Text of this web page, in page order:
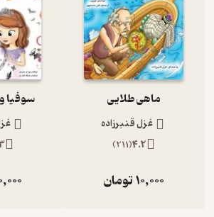
ماهی طلایی
غزل قنبرزاده
4.2
(
211
)
10,000تومان
سوفیا